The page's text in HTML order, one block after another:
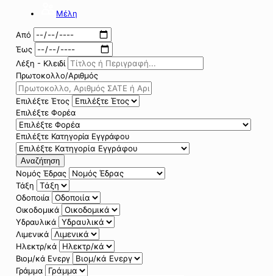
Μέλη
Από
Έως
Λέξη - Κλειδί
Πρωτοκολλο/Αριθμός
Επιλέξτε Έτος
Επιλέξτε Φορέα
Επιλέξτε Κατηγορία Εγγράφου
Αναζήτηση
Νομός Έδρας
Τάξη
Οδοποιία
Οικοδομικά
Υδραυλικά
Λιμενικά
Ηλεκτρ/κά
Βιομ/κά Ενεργ
Γράμμα